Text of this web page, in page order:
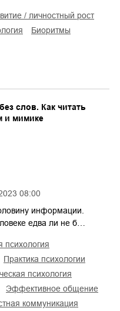
/ личностный рост
биоритмы
08:00
слов. Как читать
и мимике
информации.
едва ли не б…
психология
практика психологии
психология
эффективное общение
коммуникация